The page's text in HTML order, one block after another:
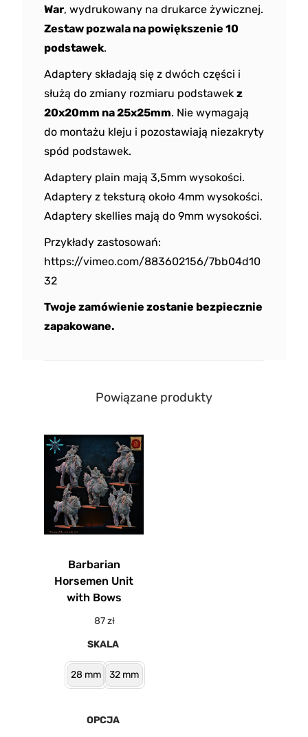
War, wydrukowany na drukarce żywicznej.
Zestaw pozwala na powiększenie 10
podstawek.
Adaptery składają się z dwóch części i
służą do zmiany rozmiaru podstawek z
20x20mm na 25x25mm. Nie wymagają
do montażu kleju i pozostawiają niezakryty
spód podstawek.
Adaptery plain mają 3,5mm wysokości.
Adaptery z teksturą około 4mm wysokości.
Adaptery skellies mają do 9mm wysokości.
Przykłady zastosowań:
https://vimeo.com/883602156/7bb04d10
32
Twoje zamówienie zostanie bezpiecznie
zapakowane.
Powiązane produkty
Barbarian
Horsemen Unit
with Bows
87zł
SKALA
28 mm 32 mm
OPCJA